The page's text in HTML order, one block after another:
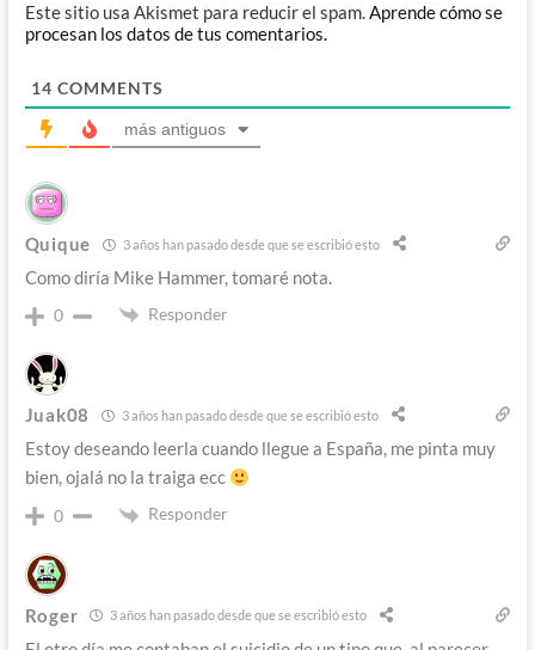
Este sitio usa Akismet para reducir el spam.Aprende cómo se
procesan los datos de tus comentarios.
14 COMMENTS
más antiguos
Quique 3 años han pasado desde que se escribió esto
Como diría Mike Hammer, tomaré nota.
0 Responder
Juak08 3 años han pasado desde que se escribió esto
Estoy deseando leerla cuando llegue a España, me pinta muy
bien, ojalá no la traiga ecc
0 Responder
Roger 3 años han pasado desde que se escribió esto